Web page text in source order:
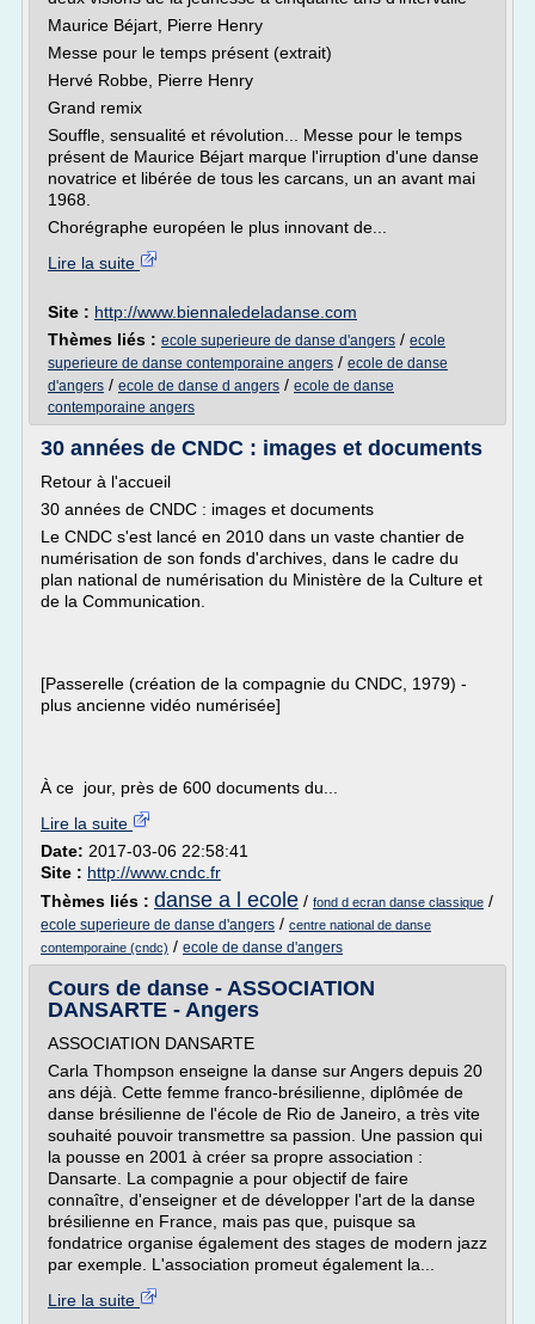
Maurice Béjart, Pierre Henry
Messe pour le temps présent (extrait)
Hervé Robbe, Pierre Henry
Grand remix
Souffle, sensualité et révolution... Messe pour le temps
présent de Maurice Béjart marque l'irruption d'une danse
novatrice et libérée de tous les carcans, un an avant mai
1968.
Chorégraphe européen le plus innovant de...
Lire la suite
Site : http://www.biennaledeladanse.com
Thèmes liés : ecole superieure de danse d'angers / ecole
superieure de danse contemporaine angers / ecole de danse
d'angers / ecole de danse d angers / ecole de danse
contemporaine angers
30 années de CNDC : images et documents
Retour à l'accueil
30 années de CNDC : images et documents
Le CNDC s'est lancé en 2010 dans un vaste chantier de
numérisation de son fonds d'archives, dans le cadre du
plan national de numérisation du Ministère de la Culture et
de la Communication.
[Passerelle (création de la compagnie du CNDC, 1979) -
plus ancienne vidéo numérisée]
À ce jour, près de 600 documents du...
Lire la suite
Date: 2017-03-06 22:58:41
Site : http://www.cndc.fr
Thèmes liés : danse a l ecole / fond d ecran danse classique /
ecole superieure de danse d'angers / centre national de danse
contemporaine (cndc) / ecole de danse d'angers
Cours de danse - ASSOCIATION
DANSARTE - Angers
ASSOCIATION DANSARTE
Carla Thompson enseigne la danse sur Angers depuis 20
ans déjà. Cette femme franco-brésilienne, diplômée de
danse brésilienne de l'école de Rio de Janeiro, a très vite
souhaité pouvoir transmettre sa passion. Une passion qui
la pousse en 2001 à créer sa propre association :
Dansarte. La compagnie a pour objectif de faire
connaître, d'enseigner et de développer l'art de la danse
brésilienne en France, mais pas que, puisque sa
fondatrice organise également des stages de modern jazz
par exemple. L'association promeut également la...
Lire la suite